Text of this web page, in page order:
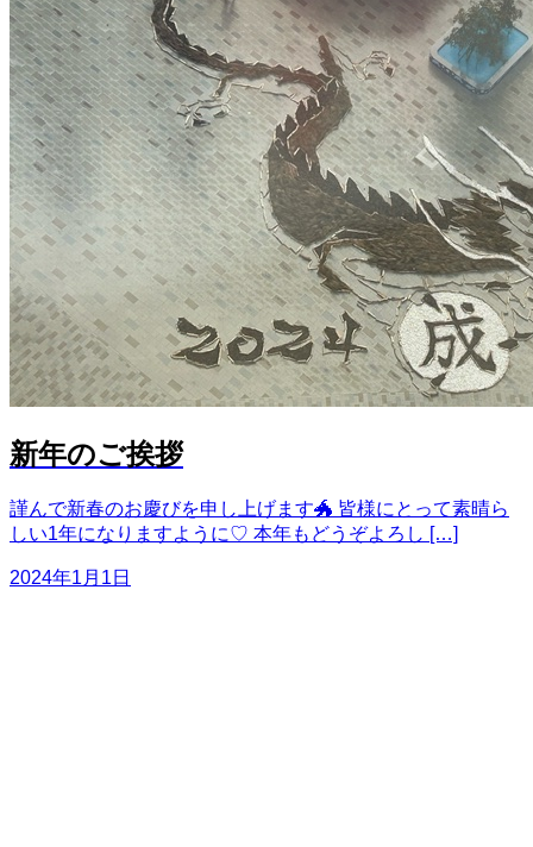
新年のご挨拶
謹んで新春のお慶びを申し上げます🐲 皆様にとって素晴ら
しい1年になりますように♡ 本年もどうぞよろし […]
2024年1月1日